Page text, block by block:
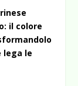
il colore
lega le